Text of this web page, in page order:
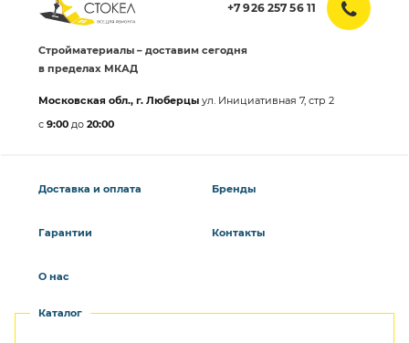
+7 926 257 56 11
Стройматериалы – доставим сегодня
в пределах МКАД
Московская обл., г. Люберцы ул. Инициативная 7, стр 2
с 9:00 до 20:00
Доставка и оплата
Гарантии
О нас
Бренды
Контакты
Каталог